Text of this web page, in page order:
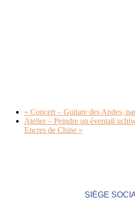
« Concert – Guitare des Andes,
Atelier – Peindre un éventail
Encres de Chine »
SIÈGE